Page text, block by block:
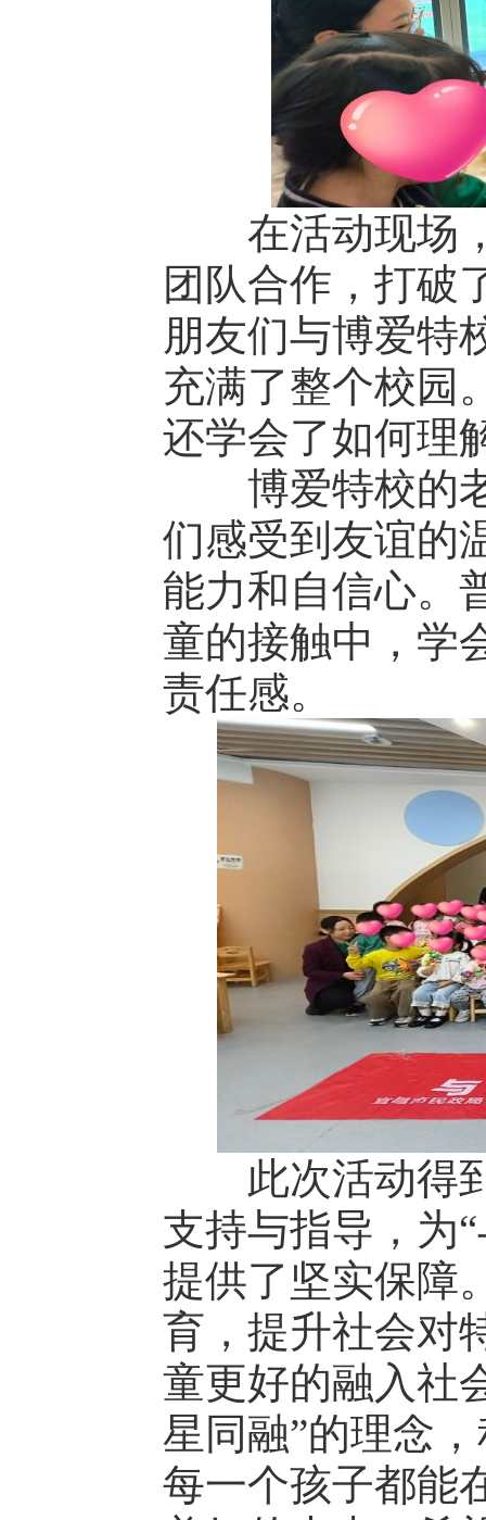
在活动现场，
团队合作，打破
朋友们与博爱特
充满了整个校园
还学会了如何理
博爱特校的老
们感受到友谊的
能力和自信心。
童的接触中，学
责任感。
此次活动得到
支持与指导，为
提供了坚实保障
育，提升社会对
童更好的融入社
星同融”的理念
每一个孩子都能